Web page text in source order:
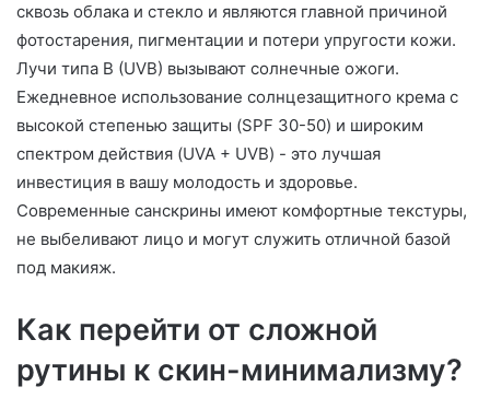
сквозь облака и стекло и являются главной причиной
фотостарения, пигментации и потери упругости кожи.
Лучи типа B (UVB) вызывают солнечные ожоги.
Ежедневное использование солнцезащитного крема с
высокой степенью защиты (SPF 30-50) и широким
спектром действия (UVA + UVB) - это лучшая
инвестиция в вашу молодость и здоровье.
Современные санскрины имеют комфортные текстуры,
не выбеливают лицо и могут служить отличной базой
под макияж.
Как перейти от сложной
рутины к скин-минимализму?